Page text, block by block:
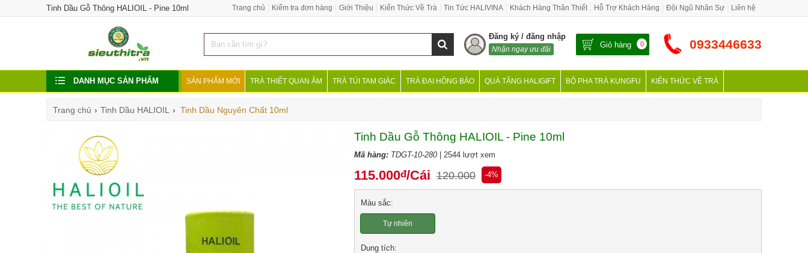
Tinh Dầu Gỗ Thông HALIOIL - Pine 10ml Trang chủ Kiểm tra đơn hàng Giới Thiệu Kiến Thức Về Trà Tin Tức HALIVINA Khách Hàng Thân Thiết Hỗ Trợ Khách Hàng Đội Ngũ Nhân Sự Liên hệ
Đăng ký / đăng nhập
Nhận ngay ưu đãi Giỏ hàng 0 0933446633
DANH MỤC SẢN PHẨM SẢN PHẨM MỚI TRÀ THIẾT QUAN ÂM TRÀ TÚI TAM GIÁC TRÀ ĐẠI HỒNG BÀO QUÀ TẶNG HALIGIFT BỘ PHA TRÀ KUNGFU KIẾN THỨC VỀ TRÀ
Trang chủ › Tinh Dầu HALIOIL › Tinh Dầu Nguyên Chất 10ml
Tinh Dầu Gỗ Thông HALIOIL - Pine 10ml
Mã hàng: TDGT-10-280| 2544 lượt xem
115.000đ/Cái 120.000 -4%
Màu sắc:
Tự nhiên
Dung tích: